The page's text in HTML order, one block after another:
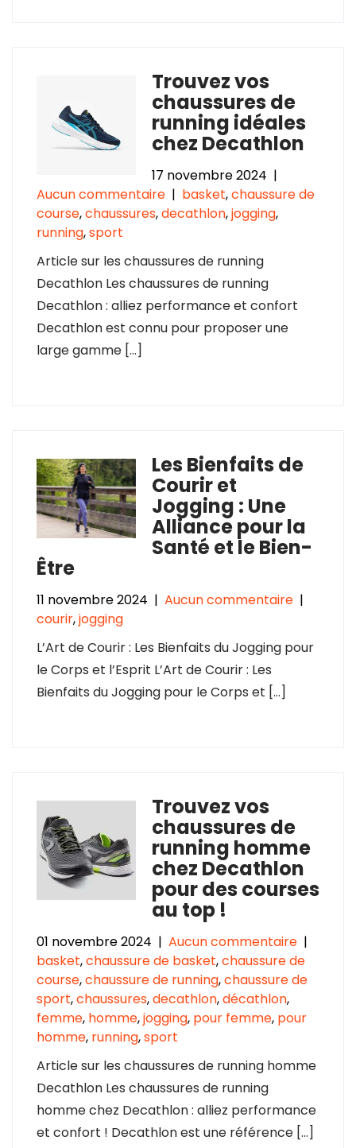
Trouvez vos
chaussures de
running idéales
chez Decathlon
17 novembre 2024 |
Aucun commentaire | basket,chaussure de
course,chaussures,decathlon,jogging,
running,sport
Article sur les chaussures de running
Decathlon Les chaussures de running
Decathlon : alliez performance et confort
Decathlon est connu pour proposer une
large gamme […]
Les Bienfaits de
Courir et
Jogging : Une
Alliance pour la
Santé et le Bien-
Être
11 novembre 2024 | Aucun commentaire |
courir,jogging
L’Art de Courir : Les Bienfaits du Jogging pour
le Corps et l’Esprit L’Art de Courir : Les
Bienfaits du Jogging pour le Corps et […]
Trouvez vos
chaussures de
running homme
chez Decathlon
pour des courses
au top !
01 novembre 2024 | Aucun commentaire |
basket,chaussure de basket,chaussure de
course,chaussure de running,chaussure de
sport,chaussures,decathlon,décathlon,
femme, homme,jogging, pour femme, pour
homme, running,sport
Article sur les chaussures de running homme
Decathlon Les chaussures de running
homme chez Decathlon : alliez performance
et confort ! Decathlon est une référence […]